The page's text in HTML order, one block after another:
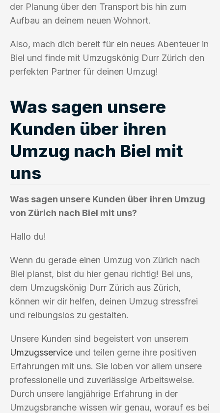
der Planung über den Transport bis hin zum
Aufbau an deinem neuen Wohnort.
Also, mach dich bereit für ein neues Abenteuer in
Biel und finde mit Umzugskönig Durr Zürich den
perfekten Partner für deinen Umzug!
Was sagen unsere
Kunden über ihren
Umzug nach Biel mit
uns
Was sagen unsere Kunden über ihren Umzug
von Zürich nach Biel mit uns?
Hallo du!
Wenn du gerade einen Umzug von Zürich nach
Biel planst, bist du hier genau richtig! Bei uns,
dem Umzugskönig Durr Zürich aus Zürich,
können wir dir helfen, deinen Umzug stressfrei
und reibungslos zu gestalten.
Unsere Kunden sind begeistert von unserem
Umzugsservice und teilen gerne ihre positiven
Erfahrungen mit uns. Sie loben vor allem unsere
professionelle und zuverlässige Arbeitsweise.
Durch unsere langjährige Erfahrung in der
Umzugsbranche wissen wir genau, worauf es bei